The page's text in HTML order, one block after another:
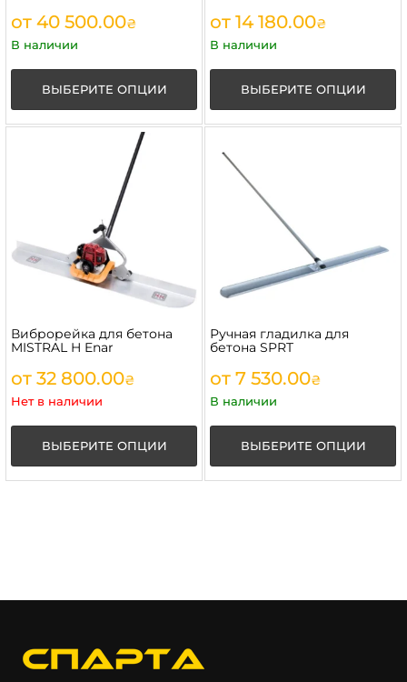
от 40 500.00₴
В наличии
ВЫБЕРИТЕ ОПЦИИ
от 14 180.00₴
В наличии
ВЫБЕРИТЕ ОПЦИИ
Виброрейка для бетона
MISTRAL H Enar
от 32 800.00₴
Нет в наличии
ВЫБЕРИТЕ ОПЦИИ
Ручная гладилка для
бетона SPRT
от 7 530.00₴
В наличии
ВЫБЕРИТЕ ОПЦИИ